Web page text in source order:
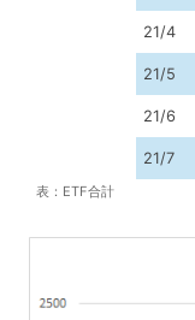
21/4
21/5
21/6
21/7
表：ETF合計